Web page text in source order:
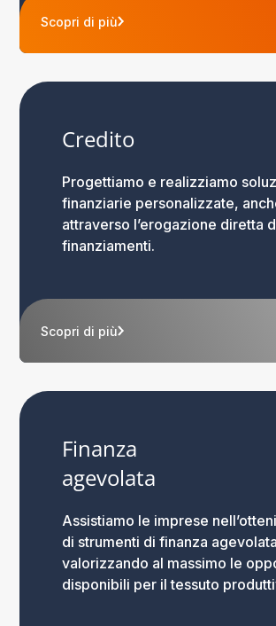
Scopri di più
Credito
Progettiamo e realizziamo
finanziarie personalizzate,
attraverso l’erogazione diretta
finanziamenti.
Scopri di più
Finanza
agevolata
Assistiamo le imprese
di strumenti di finanza
valorizzando al massimo le
disponibili per il tessuto